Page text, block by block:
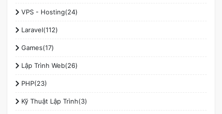
VPS - Hosting(24)
Laravel(112)
Games(17)
Lập Trình Web(26)
PHP(23)
Kỹ Thuật Lập Trình(3)